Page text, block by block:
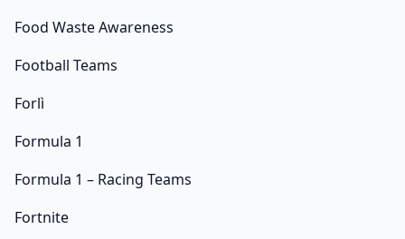
Food Waste Awareness
Football Teams
Forlì
Formula 1
Formula 1 – Racing Teams
Fortnite